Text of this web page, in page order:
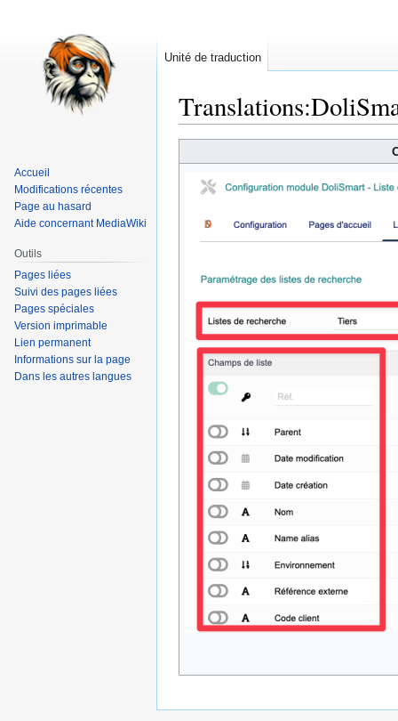
Translations:
à
à
Unité de traduction
Accueil
Modifications récentes
Page au hasard
Aide concernant MediaWiki
Outils
Pages liées
Suivi des pages liées
Pages spéciales
Version imprimable
Lien permanent
Informations sur la page
Dans les autres langues